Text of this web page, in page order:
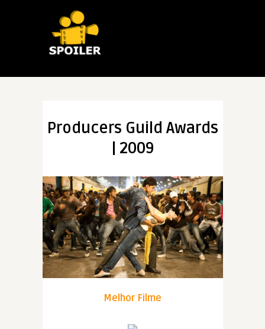
Producers Guild Awards
| 2009
Melhor Filme